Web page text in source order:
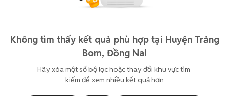
Không tìm thấy kết quả phù hợp tại Huyện Trảng
Bom, Đồng Nai
Hãy xóa một số bộ lọc hoặc thay đổi khu vực tìm
kiếm để xem nhiều kết quả hơn